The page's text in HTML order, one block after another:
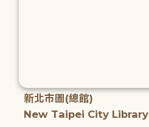
新北市圖(總館)
New Taipei City Library